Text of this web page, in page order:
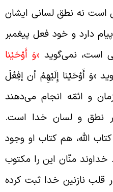
نه نطق لسانی ایشان
دارد و خود فعل پیغمبر
است، نمی‌گوید«وَ أَوْحَيْنا
«وَ أَوْحَيْنا إِلَيْهِمْ أن إفِعْلَ
و ائمّه انجام می‌دهند
نطق و لسان خدا است.
الله، هم کتاب او وجود
منّان این را مکتوب
نازنین خدا ثبت کرده